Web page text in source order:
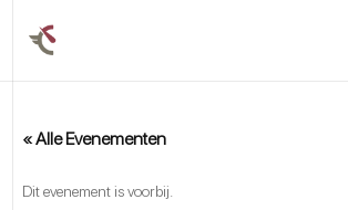
« Alle Evenementen
Dit evenement is voorbij.